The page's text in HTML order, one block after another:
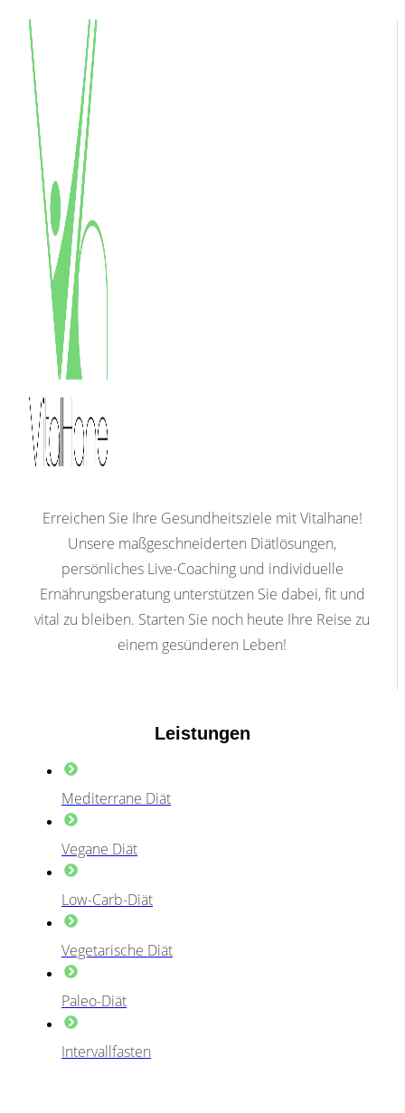
Erreichen Sie Ihre Gesundheitsziele mit Vitalhane!
Unsere maßgeschneiderten Diätlösungen,
persönliches Live-Coaching und individuelle
Ernährungsberatung unterstützen Sie dabei, fit und
vital zu bleiben. Starten Sie noch heute Ihre Reise zu
einem gesünderen Leben!
Leistungen
Mediterrane Diät
Vegane Diät
Low-Carb-Diät
Vegetarische Diät
Paleo-Diät
Intervallfasten